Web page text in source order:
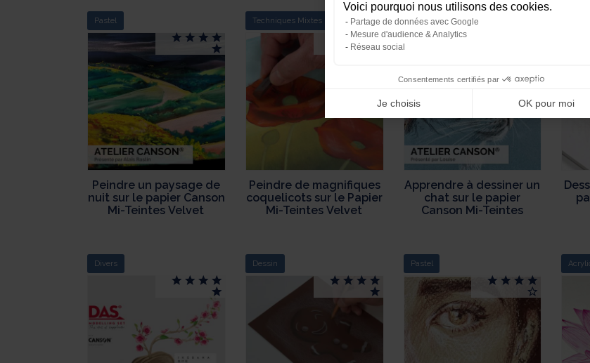
Pastel
Peindre un paysage de
nuit sur le papier Canson
Mi-Teintes Velvet
Techniques Mixtes
Peindre de magnifiques
coquelicots sur le Papier
Mi-Teintes Velvet
Dessin
Apprendre à dessiner un
chat sur le papier
Canson Mi-Teintes
Divers Dessin Pastel
Voici pourquoi nous utilisons des cookies.
Partage de données avec Google
Mesure d'audience & Analytics
Réseau social
Consentements certifiés par
Je choisis OK pour moi
Notre plateforme vous